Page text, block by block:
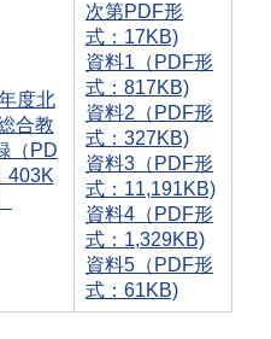
度北
合教
（PD
403K
次第PDF形
式：17KB)
資料1（PDF形
式：817KB)
資料2（PDF形
式：327KB)
資料3（PDF形
式：11,191KB)
資料4（PDF形
式：1,329KB)
資料5（PDF形
式：61KB)